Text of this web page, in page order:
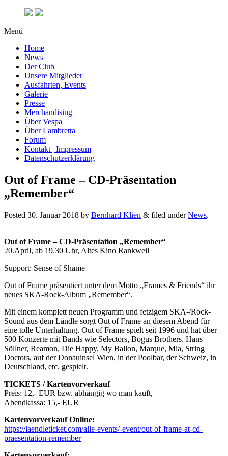
Menü
Home
News
Der Club
Unsere Mitglieder
Ausfahrten, Events
Galerie
Presse
Merchandising
Über Vespa
Über Lambretta
Forum
Kontakt | Impressum
Datenschutzerklärung
Out of Frame – CD-Präsentation
„Remember“
Posted 30. Januar 2018 by Bernhard Klien & filed underNews.
Out of Frame – CD-Präsentation „Remember“
20.April, ab 19.30 Uhr, Altes Kino Rankweil
Support: Sense of Shame
Out of Frame präsentiert unter dem Motto „Frames & Friends“ ihr
neues SKA-Rock-Album „Remember“.
Mit einem komplett neuen Programm und fetzigem SKA-/Rock-
Sound aus dem Ländle sorgt Out of Frame an diesem Abend für
eine tolle Unterhaltung. Out of Frame spielt seit 1996 und hat über
500 Konzerte mit Bands wie Selectors, Bogus Brothers, Hans
Söllner, Reamon, Die Happy, My Ballon, Marque, Mia, String
Doctors, auf der Donauinsel Wien, in der Poolbar, der Schweiz, in
Deutschland, etc. gespielt.
TICKETS / Kartenvorverkauf
Preis: 12,- EUR bzw. abhängig wo man kauft,
Abendkassa: 15,- EUR
Kartenvorverkauf Online:
https://laendleticket.com/alle-events/-event/out-of-frame-at-cd-
praesentation-remember